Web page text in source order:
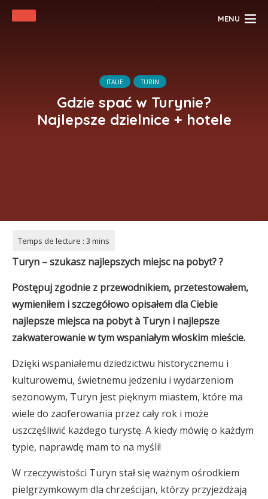
MENU
ITALIE TURIN
Gdzie spać w Turynie?
Najlepsze dzielnice + hotele
Turyn – szukasz najlepszych miejsc na pobyt??
Postępuj zgodnie z przewodnikiem, przetestowałem,
wymieniłem i szczegółowo opisałem dla Ciebie
najlepsze miejsca na pobytà Turyn i najlepsze
zakwaterowanie w tym wspaniałym włoskim mieście.
Dzięki wspaniałemu dziedzictwu historycznemu i
kulturowemu, świetnemu jedzeniu i wydarzeniom
sezonowym, Turyn jest pięknym miastem, które ma
wiele do zaoferowania przez cały rok i może
uszczęśliwić każdego turystę. A kiedy mówię o każdym
typie, naprawdę mam to na myśli!
W rzeczywistości Turyn stał się ważnym ośrodkiem
pielgrzymkowym dla chrześcijan, którzy przyjeżdżają